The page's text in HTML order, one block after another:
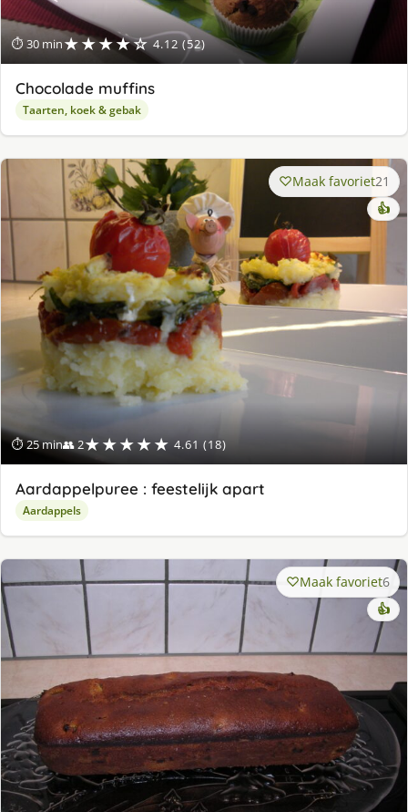
⏱ 30 min★★★★☆ 4.12 (52)
Chocolade muffins
Taarten, koek & gebak
⏱ 25 min👥 2★★★★★ 4.61 (18)
Maak favoriet21
👍
Aardappelpuree : feestelijk apart
Aardappels
Maak favoriet6
👍